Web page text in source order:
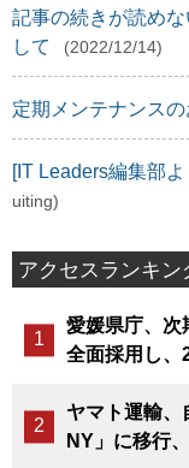
記事の続きが読め
して
(2022/12/14)
定期メンテナンス
[IT Leaders編集部
uiting)
アクセスランキン
愛媛県庁、次
全面採用し、
ヤマト運輸、
NY」に移行